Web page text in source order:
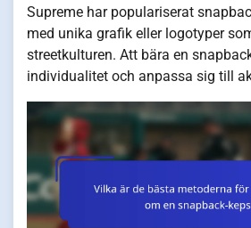
Supreme har populariserat
med unika grafik eller logotyper
streetkulturen. Att bära en
individualitet och anpassa sig till